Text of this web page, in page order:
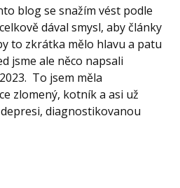
blog se snažím vést podle
dával smysl, aby články
to zkrátka mělo hlavu a patu
jsme ale něco napsali
To jsem měla
zlomený, kotník a asi už
diagnostikovanou